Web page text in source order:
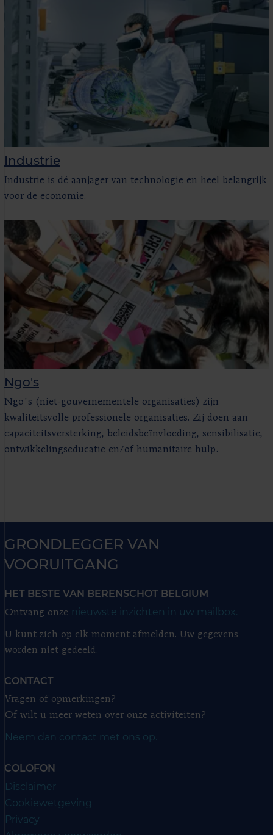
Industrie
Industrie is dé aanjager van technologie en heel belangrijk
voor de economie.
Ngo's
Ngo's (niet-gouvernementele organisaties) zijn
kwaliteitsvolle professionele organisaties. Zij doen aan
capaciteitsversterking, beleidsbeïnvloeding, sensibilisatie,
ontwikkelingseducatie en/of humanitaire hulp.
GRONDLEGGER VAN
VOORUITGANG
HET BESTE VAN BERENSCHOT BELGIUM
Ontvang onze nieuwste inzichten in uw mailbox.
U kunt zich op elk moment afmelden. Uw gegevens
worden niet gedeeld.
CONTACT
Vragen of opmerkingen?
Of wilt u meer weten over onze activiteiten?
Neem dan contact met ons op.
COLOFON
Disclaimer
Cookiewetgeving
Privacy